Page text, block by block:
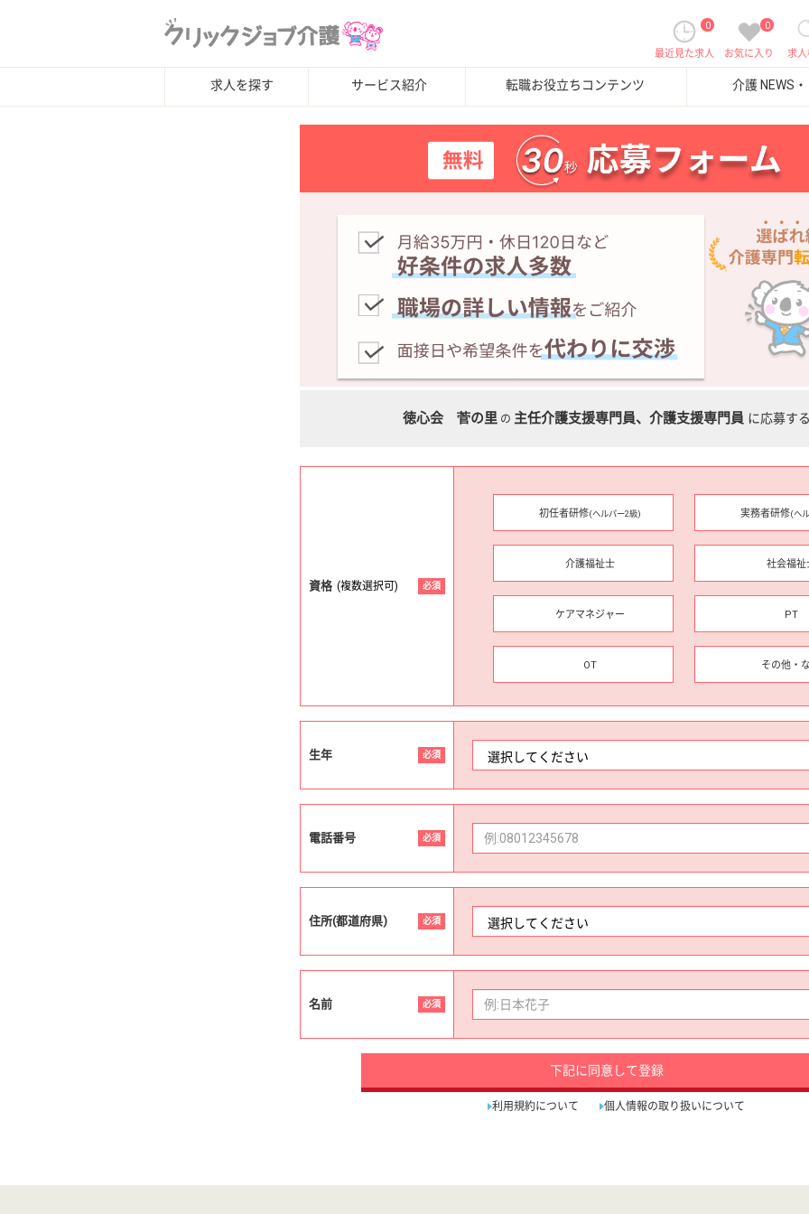
求
0
お気に入り
0
最近見た求人
求人を探す サービス紹介 転職お役立ちコンテンツ 介護 NEWS
徳心会 菅の里 の 主任介護支援専門員、介護支援専門員 に応募する
資格 (複数選択可) 必須
初任者研修(ヘルパー2級) 実務者研修(ヘ
介護福祉士 社会福祉
ケアマネジャー PT
OT その他・
生年 必須
電話番号 必須
住所(都道府県) 必須
名前 必須
下記に同意して登録
利用規約について 個人情報の取り扱いについて